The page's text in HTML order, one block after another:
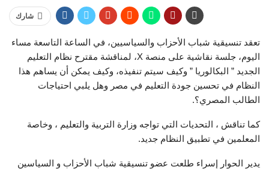
شارك
تعقد تنسيقية شباب الأحزاب والسياسيين، في الساعة التاسعة مساء
اليوم، جلسة نقاشية على منصة X، لمناقشة مقترح نظام التعليم
الجديد ” البكالوريا ” وكيف سيتم تنفيذه، وكيف يمكن أن يساهم هذا
النظام في تحسين جودة التعليم في مصر وهل يلبي احتياجات
الطالب المصري؟.
كما تناقش ، التحديات التي تواجه وزارة التربية والتعليم ، وخاصة
المعلمين في تطبيق النظام جديد.
يدير الحوار إسراء طلعت عضو تنسيقية شباب الأحزاب و السياسين